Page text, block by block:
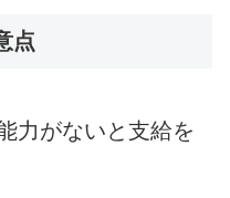
点
力がないと支給を